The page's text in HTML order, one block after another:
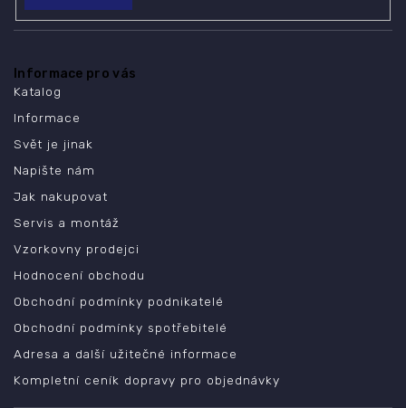
Informace pro vás
Katalog
Informace
Svět je jinak
Napište nám
Jak nakupovat
Servis a montáž
Vzorkovny prodejci
Hodnocení obchodu
Obchodní podmínky podnikatelé
Obchodní podmínky spotřebitelé
Adresa a další užitečné informace
Kompletní ceník dopravy pro objednávky